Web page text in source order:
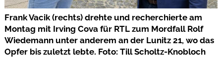
Frank Vacik (rechts) drehte und recherchierte am
Montag mit Irving Cova für RTL zum Mordfall Rolf
Wiedemann unter anderem an der Lunitz 21, wo das
Opfer bis zuletzt lebte. Foto: Till Scholtz-Knobloch